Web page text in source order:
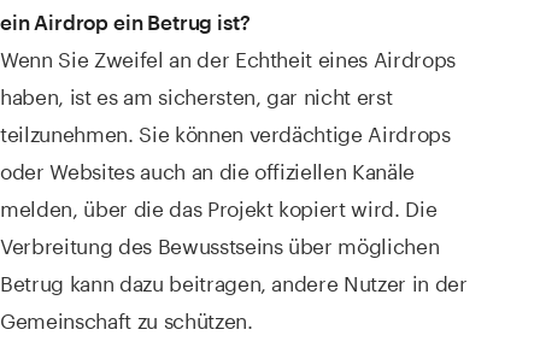
ein Airdrop ein Betrug ist?
Wenn Sie Zweifel an der Echtheit eines Airdrops
haben, ist es am sichersten, gar nicht erst
teilzunehmen. Sie können verdächtige Airdrops
oder Websites auch an die offiziellen Kanäle
melden, über die das Projekt kopiert wird. Die
Verbreitung des Bewusstseins über möglichen
Betrug kann dazu beitragen, andere Nutzer in der
Gemeinschaft zu schützen.